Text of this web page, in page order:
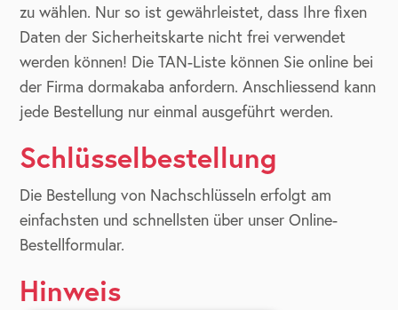
zu wählen. Nur so ist gewährleistet, dass Ihre fixen
Daten der Sicherheitskarte nicht frei verwendet
werden können! Die TAN-Liste können Sie online bei
der Firma dormakaba anfordern. Anschliessend kann
jede Bestellung nur einmal ausgeführt werden.
Schlüsselbestellung
Die Bestellung von Nachschlüsseln erfolgt am
einfachsten und schnellsten über unser Online-
Bestellformular.
Hinweis